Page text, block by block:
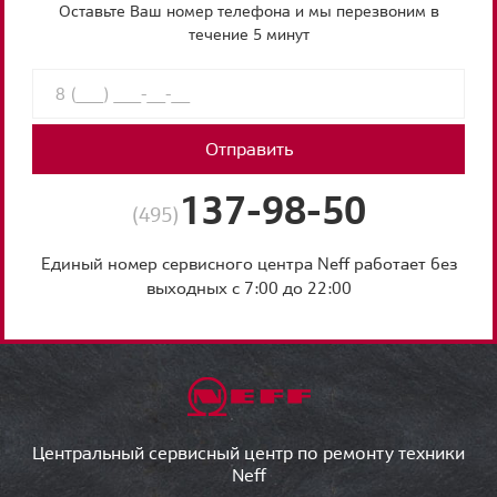
Оставьте Ваш номер телефона и мы перезвоним в
течение 5 минут
Отправить
(495) 137-98-50
Единый номер сервисного центра Neff работает без
выходных с 7:00 до 22:00
Центральный сервисный центр по ремонту техники
Neff